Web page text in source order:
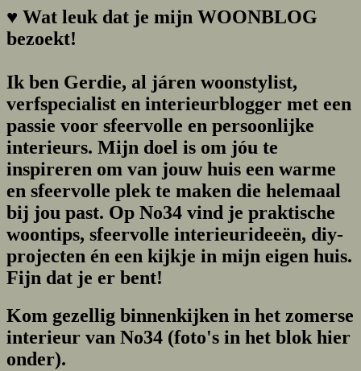
♥ Wat leuk dat je mijn WOONBLOG
bezoekt!
Ik ben Gerdie, al járen woonstylist,
verfspecialist en interieurblogger met een
passie voor sfeervolle en persoonlijke
interieurs. Mijn doel is om jóu te
inspireren om van jouw huis een warme
en sfeervolle plek te maken die helemaal
bij jou past. Op No34 vind je praktische
woontips, sfeervolle interieurideeën, diy-
projecten én een kijkje in mijn eigen huis.
Fijn dat je er bent!
Kom gezellig binnenkijken in het zomerse
interieur van No34 (foto's in het blok hier
onder).